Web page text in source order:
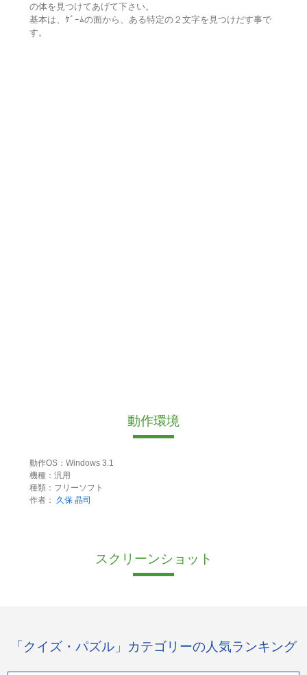
の体を見つけてあげて下さい。
基本は、ｹﾞｰﾑの面から、ある特定の２文字を見つけだす事で
す。
動作環境
動作OS：Windows 3.1
機種：汎用
種類：フリーソフト
作者：
久保 晶司
スクリーンショット
「クイズ・パズル」カテゴリーの人気ランキング